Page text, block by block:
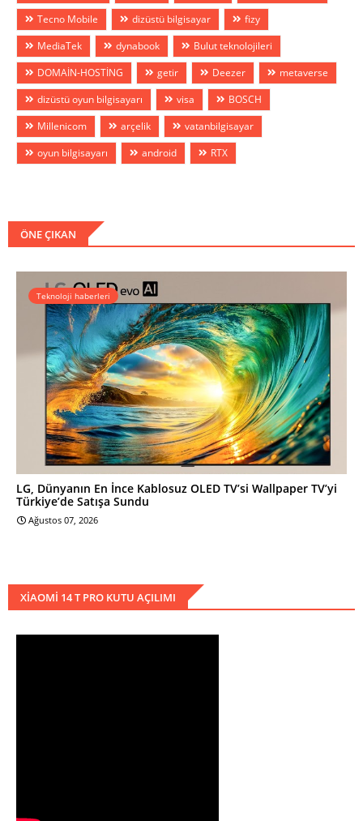
Tecno Mobile
dizüstü bilgisayar
fizy
MediaTek
dynabook
Bulut teknolojileri
DOMAİN-HOSTİNG
getir Deezer
metaverse
dizüstü oyun bilgisayarı
visa
BOSCH
Millenicom
arçelik
vatanbilgisayar
oyun bilgisayarı
android RTX
ÖNE ÇIKAN
Teknoloji haberleri
LG, Dünyanın En İnce Kablosuz OLED TV’si Wallpaper TV’yi
Türkiye’de Satışa Sundu
Ağustos 07, 2026
XIAOMI 14 T PRO KUTU AÇILIMI